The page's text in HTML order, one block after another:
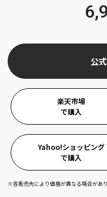
公
楽天市場
で購入
Yahoo!ショッピング
で購入
※各販売先により価格が異なる場合があ